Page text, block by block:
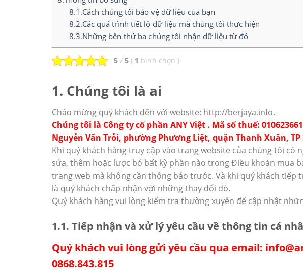
8.1.Cách chúng tôi bảo vệ dữ liệu của bạn
8.2.Các quá trình tiết lộ dữ liệu mà chúng tôi thực hiện
8.3.Những bên thứ ba chúng tôi nhận dữ liệu từ đó
5 / 5 ( 1 bình chọn )
1. Chúng tôi là ai
Chào mừng quý khách đến với website: http://berjaya.info.
Chúng tôi là Công ty cổ phần ANY Việt . Mã số thuế:
Nguyễn Văn Trỗi, phường Phương Liệt, quận Thanh Xuân, TP
Khi quý khách hàng truy cập vào trang website của chúng tôi có
sửa, thêm hoặc lược bỏ bất kỳ phần nào trong Điều khoản mua
trang web mà không cần thông báo trước. Và khi quý khách
là quý khách chấp nhận với những thay đổi đó.
Quý khách hàng vui lòng kiểm tra thường xuyên để cập nhật
1.1. Tiếp nhận và xử lý yêu cầu về thông tin cá
Quý khách vui lòng gửi yêu cầu qua email:
0868.843.815